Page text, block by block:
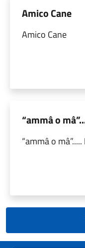
Amico Cane
Amico Cane
“ammâ o
“ammâ o